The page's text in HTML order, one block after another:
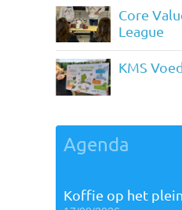
Core
League
KMS
Agenda
Koffie op het plein